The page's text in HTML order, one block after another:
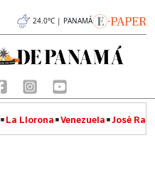
24.0°C | PANAMÁ
La Llorona Venezuela José